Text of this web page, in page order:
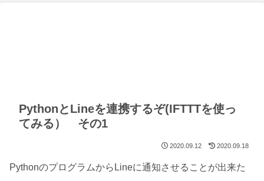
PythonとLineを連携するぞ(IFTTTを使っ
てみる） その1
2020.09.12 2020.09.18
PythonのプログラムからLineに通知させることが出来た